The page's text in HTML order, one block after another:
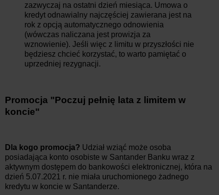
zazwyczaj na ostatni dzień miesiąca. Umowa o
kredyt odnawialny najczęściej zawierana jest na
rok z opcją automatycznego odnowienia
(wówczas naliczana jest prowizja za
wznowienie). Jeśli więc z limitu w przyszłości nie
będziesz chcieć korzystać, to warto pamiętać o
uprzedniej rezygnacji.
Promocja "Poczuj pełnię lata z limitem w
koncie"
Dla kogo promocja? Udział wziąć może osoba
posiadająca konto osobiste w Santander Banku wraz z
aktywnym dostępem do bankowości elektronicznej, która na
dzień 5.07.2021 r. nie miała uruchomionego żadnego
kredytu w koncie w Santanderze.